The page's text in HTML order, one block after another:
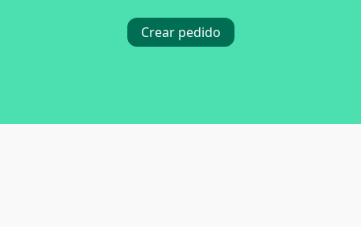
Crear pedido